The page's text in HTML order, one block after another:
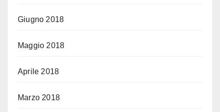
Giugno 2018
Maggio 2018
Aprile 2018
Marzo 2018